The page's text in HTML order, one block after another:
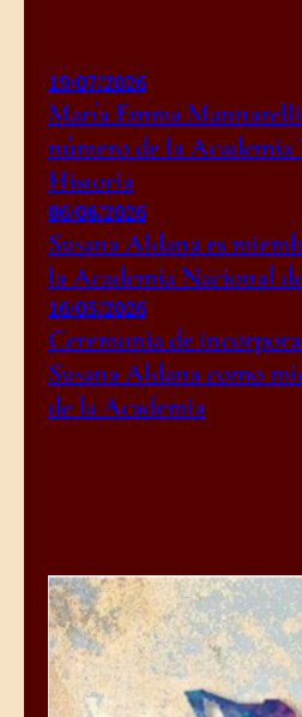
19/07/2026
María Emma
número de la Academia
Historia
06/06/2026
Susana Aldana es
la Academia Nacional
16/05/2026
Ceremonia de
Susana Aldana como
de la Academia